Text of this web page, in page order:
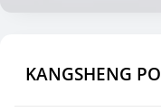
KANGSHENG